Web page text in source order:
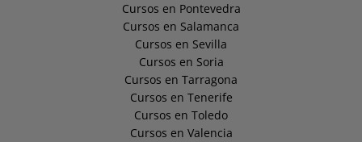
Cursos en Pontevedra
Cursos en Salamanca
Cursos en Sevilla
Cursos en Soria
Cursos en Tarragona
Cursos en Tenerife
Cursos en Toledo
Cursos en Valencia